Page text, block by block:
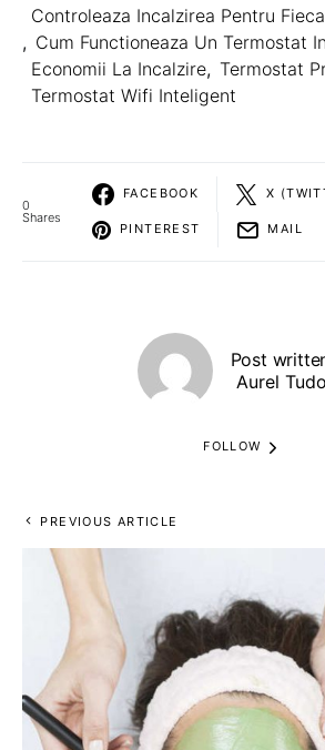
Controleaza Incalzirea Pentru
, Cum Functioneaza Un Termostat
Economii La Incalzire, Termostat
Termostat Wifi Inteligent
0
Shares
FACEBOOK X
PINTEREST MAIL
Post
Aurel
FOLLOW
PREVIOUS ARTICLE